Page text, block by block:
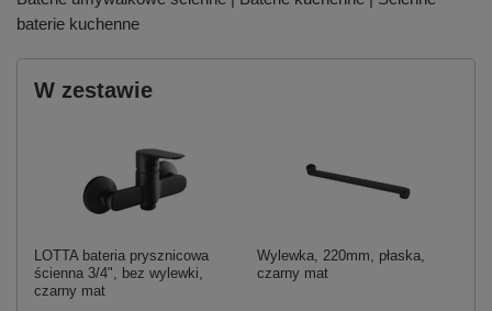
baterie kuchenne
W zestawie
LOTTA bateria prysznicowa
ścienna 3/4", bez wylewki,
czarny mat
Wylewka, 220mm, płaska,
czarny mat